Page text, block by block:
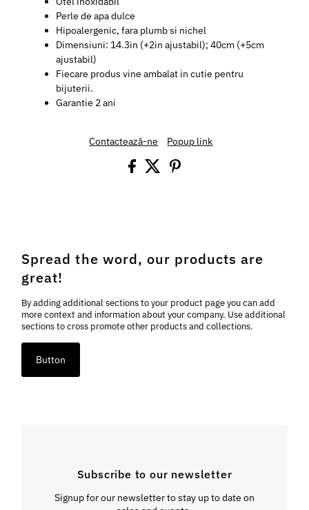
Perle de apa dulce
Hipoalergenic, fara plumb si nichel
Dimensiuni: 14.3in (+2in ajustabil); 40cm (+5cm
ajustabil)
Fiecare produs vine ambalat in cutie pentru
bijuterii.
Garantie 2 ani
Contactează-ne Popup link
Spread the word, our products are
great!
By adding additional sections to your product page you can add
more context and information about your company. Use additional
sections to cross promote other products and collections.
Button
Subscribe to our newsletter
Signup for our newsletter to stay up to date on